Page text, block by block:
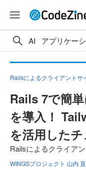
AI アプリケー
Railsによるクライアントサ
Rails 7で簡
を導入！
を活用した
Railsによるクライア
WINGSプロジェクト 山内 直